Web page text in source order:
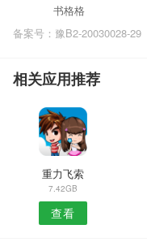
书格格
备案号：豫B2-20030028-29
相关应用推荐
重力飞索
7.42GB
查看